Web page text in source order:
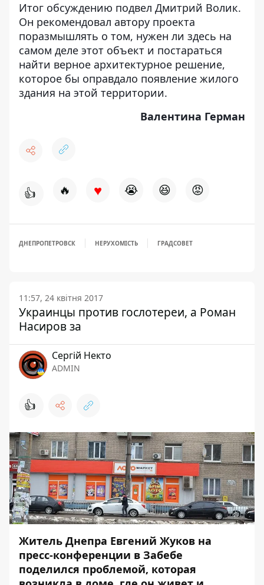
Итог обсуждению подвел Дмитрий Волик.
Он рекомендовал автору проекта
поразмышлять о том, нужен ли здесь на
самом деле этот объект и постараться
найти верное архитектурное решение,
которое бы оправдало появление жилого
здания на этой территории.
Валентина Герман
👍 🔥 ♥ 😭 😆 😡
ДНЕПРОПЕТРОВСК НЕРУХОМІСТЬ ГРАДСОВЕТ
11:57, 24 квітня 2017
Украинцы против гослотереи, а Роман
Насиров за
Сергій Некто
ADMIN
👍
Житель Днепра Евгений Жуков на
пресс-конференции в Забебе
поделился проблемой, которая